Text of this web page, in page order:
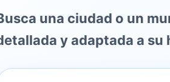
una ciudad o un
y adaptada a su